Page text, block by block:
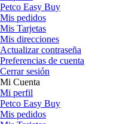
Petco Easy Buy
Mis pedidos
Mis Tarjetas
Mis direcciones
Actualizar contraseña
Preferencias de cuenta
Cerrar sesión
Mi Cuenta
Mi perfil
Petco Easy Buy
Mis pedidos